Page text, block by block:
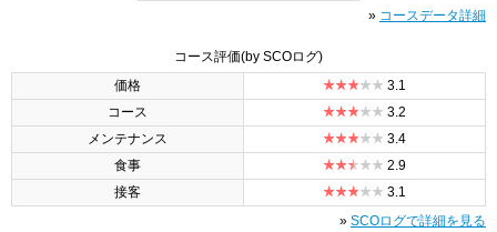
» コースデータ詳細
コース評価(by SCOログ)
価格
3.1
コース
3.2
メンテナンス
3.4
食事
2.9
接客
3.1
» SCOログで詳細を見る